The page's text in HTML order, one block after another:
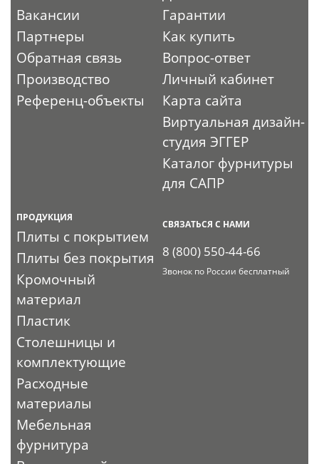
Вакансии
Партнеры
Обратная связь
Производство
Референц-объекты
Гарантии
Как купить
Вопрос-ответ
Личный кабинет
Карта сайта
Виртуальная дизайн-
студия ЭГГЕР
Каталог фурнитуры
для САПР
ПРОДУКЦИЯ
Плиты с покрытием
Плиты без покрытия
Кромочный
материал
Пластик
Столешницы и
комплектующие
Расходные
материалы
Мебельная
фурнитура
СВЯЗАТЬСЯ С НАМИ
8 (800) 550-44-66
Звонок по России бесплатный